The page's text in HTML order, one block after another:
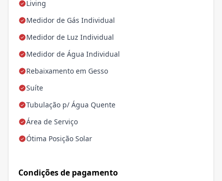
Living
Medidor de Gás Individual
Medidor de Luz Individual
Medidor de Água Individual
Rebaixamento em Gesso
Suíte
Tubulação p/ Água Quente
Área de Serviço
Ótima Posição Solar
Condições de pagamento